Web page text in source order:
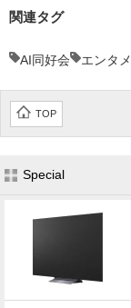
関連タグ
AI同好会 エンタメ
TOP
Special